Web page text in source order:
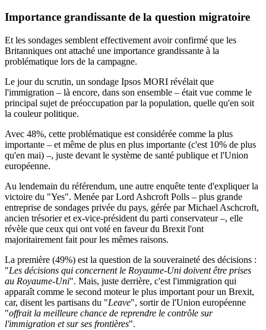
Importance grandissante de la question migratoire
Et les sondages semblent effectivement avoir confirmé que les
Britanniques ont attaché une importance grandissante à la
problématique lors de la campagne.
Le jour du scrutin, un sondage Ipsos MORI révélait que
l'immigration – là encore, dans son ensemble – était vue comme le
principal sujet de préoccupation par la population, quelle qu'en soit
la couleur politique.
Avec 48%, cette problématique est considérée comme la plus
importante – et même de plus en plus importante (c'est 10% de plus
qu'en mai) –, juste devant le système de santé publique et l'Union
européenne.
Au lendemain du référendum, une autre enquête tente d'expliquer la
victoire du "Yes". Menée par Lord Ashcroft Polls – plus grande
entreprise de sondages privée du pays, gérée par Michael Aschcroft,
ancien trésorier et ex-vice-président du parti conservateur –, elle
révèle que ceux qui ont voté en faveur du Brexit l'ont
majoritairement fait pour les mêmes raisons.
La première (49%) est la question de la souveraineté des décisions :
"Les décisions qui concernent le Royaume-Uni doivent être prises
au Royaume-Uni". Mais, juste derrière, c'est l'immigration qui
apparaît comme le second moteur le plus important pour un Brexit,
car, disent les partisans du "Leave", sortir de l'Union européenne
"offrait la meilleure chance de reprendre le contrôle sur
l'immigration et sur ses frontières".